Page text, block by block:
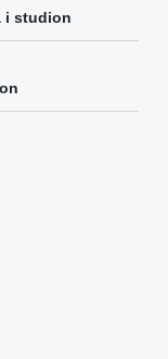
i studion